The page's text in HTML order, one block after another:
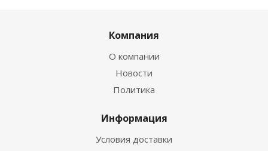
Компания
О компании
Новости
Политика
Информация
Условия доставки